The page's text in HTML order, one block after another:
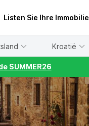
Listen Sie Ihre
Kroatië
SUMMER26